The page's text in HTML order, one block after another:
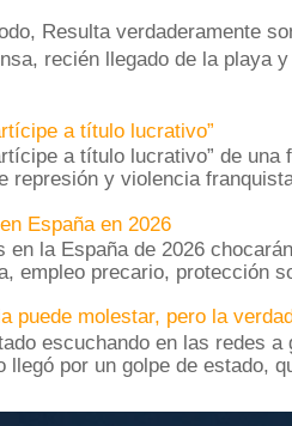
Resulta verdaderamente
recién llegado de la playa
a título lucrativo”
a título lucrativo” de una
represión y violencia
España en 2026
en la España de 2026
empleo precario, protección
puede molestar, pero la
escuchando en las redes a
llegó por un golpe de estado,